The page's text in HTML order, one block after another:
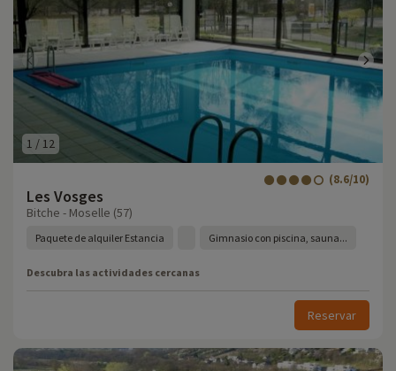
1 / 12
Les Vosges
(8.6/10)
Bitche - Moselle (57)
Paquete de alquiler Estancia Gimnasio con piscina, sauna...
Descubra las actividades cercanas
Reservar